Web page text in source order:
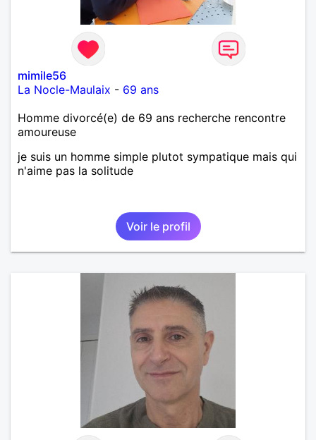
mimile56
La Nocle-Maulaix - 69 ans
Homme divorcé(e) de 69 ans recherche rencontre
amoureuse
je suis un homme simple plutot sympatique mais qui
n'aime pas la solitude
Voir le profil